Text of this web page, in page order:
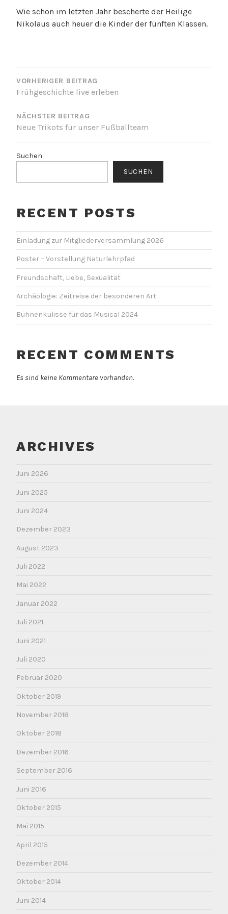
Wie schon im letzten Jahr bescherte der Heilige
Nikolaus auch heuer die Kinder der fünften Klassen.
BEITRAGSNAVIGATION
VORHERIGER BEITRAG
Frühgeschichte live erleben
NÄCHSTER BEITRAG
Neue Trikots für unser Fußballteam
Suchen
SUCHEN
RECENT POSTS
Einladung zur Mitgliederversammlung 2026
Poster – Vorstellung Naturlehrpfad
Freundschaft, Liebe, Sexualität
Archäologie: Zeitreise der besonderen Art
Bühnenkulisse für das Musical 2024
RECENT COMMENTS
Es sind keine Kommentare vorhanden.
ARCHIVES
Juni 2026
Juni 2025
Juni 2024
Dezember 2023
August 2023
Juli 2022
Mai 2022
Januar 2022
Juli 2021
Juni 2021
Juli 2020
Februar 2020
Oktober 2019
November 2018
Oktober 2018
Dezember 2016
September 2016
Juni 2016
Oktober 2015
Mai 2015
April 2015
Dezember 2014
Oktober 2014
Juni 2014